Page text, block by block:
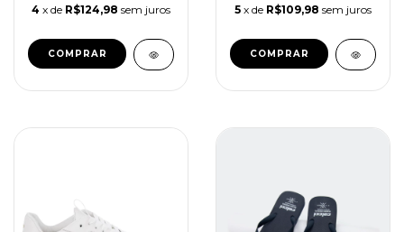
4 x de R$124,98 sem juros
COMPRAR
5 x de R$109,98 sem juros
COMPRAR